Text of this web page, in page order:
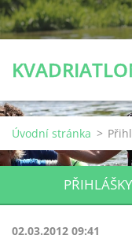
Úvodní stránka >
02.03.2012 09:41